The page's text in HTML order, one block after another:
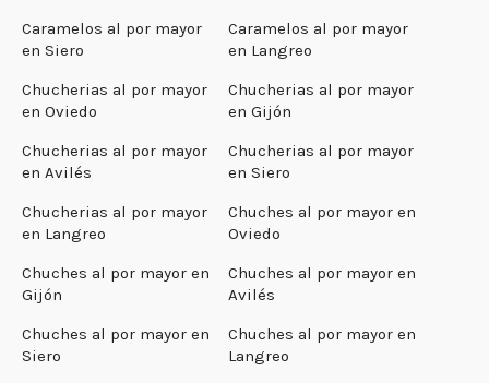
Caramelos al por mayor
en Siero
Caramelos al por mayor
en Langreo
Chucherias al por mayor
en Oviedo
Chucherias al por mayor
en Gijón
Chucherias al por mayor
en Avilés
Chucherias al por mayor
en Siero
Chucherias al por mayor
en Langreo
Chuches al por mayor en
Oviedo
Chuches al por mayor en
Gijón
Chuches al por mayor en
Avilés
Chuches al por mayor en
Siero
Chuches al por mayor en
Langreo